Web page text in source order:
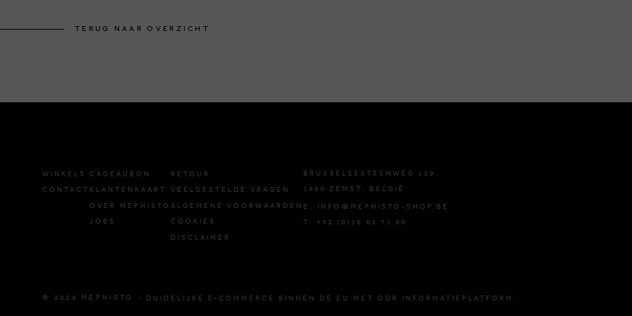
TERUG NAAR OVERZICHT
WINKELS
CONTACT
CADEAUBON
KLANTENKAART
OVER MEPHISTO
JOBS
RETOUR
VEELGESTELDE VRAGEN
ALGEMENE VOORWAARDEN
COOKIES
DISCLAIMER
BRUSSELSESTEENWEG 129
1980 ZEMST, BELGIË
E. INFO@MEPHISTO-SHOP.BE
T. +32 (0)16 61 71 60
© 2026 MEPHISTO - DUIDELIJKE E-COMMERCE BINNEN DE EU MET ODR INFORMATIEPLATFORM.